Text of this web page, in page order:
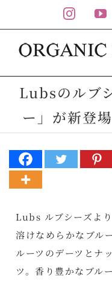
to
content
Lubsのルブ
ー」が新登
Lubs ルブシーズよ
溶けなめらかなブル
ルーツのデーツとナ
ツ。香り豊かなブル